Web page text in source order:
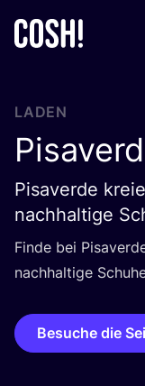
LADEN
Pisaverde
nachhaltige
Fin­de bei
nach­hal­ti­ge
Besuche die